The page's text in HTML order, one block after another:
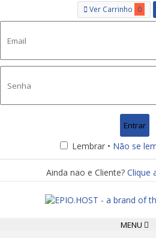
Ver Carrinho 0
Lembrar • Não se
Ainda nao e Cliente? Clique
Toggle
MENU